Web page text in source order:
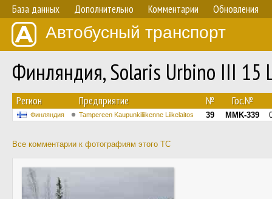
База данных Дополнительно Комментарии Обновления
Автобусный транспорт
Финляндия, Solaris Urbino III
Регион Предприятие № Гос.№
Финляндия Tampereen Kaupunkiliikenne Liikelaitos 39 MMK-339
Все комментарии к фотографиям этого ТС